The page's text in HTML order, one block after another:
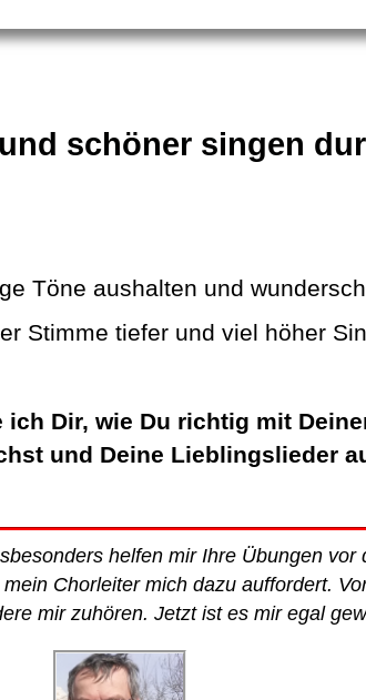
schöner singen
Töne aushalten und
Stimme tiefer und viel höher
Dir, wie Du richtig mit
und Deine Lieblingslieder
helfen mir Ihre Übungen
Chorleiter mich dazu auffordert.
mir zuhören. Jetzt ist es mir egal